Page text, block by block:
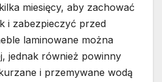
miesięcy, aby zachować
i zabezpieczyć przed
laminowane można
jednak również powinny
i przemywane wodą